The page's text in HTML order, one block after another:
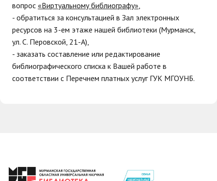
вопрос «Виртуальному библиографу»,
- обратиться за консультацией в Зал электронных
ресурсов на 3-ем этаже нашей библиотеки (Мурманск,
ул. С. Перовской, 21-А),
- заказать составление или редактирование
библиографического списка к Вашей работе в
соответствии с Перечнем платных услуг ГУК МГОУНБ.